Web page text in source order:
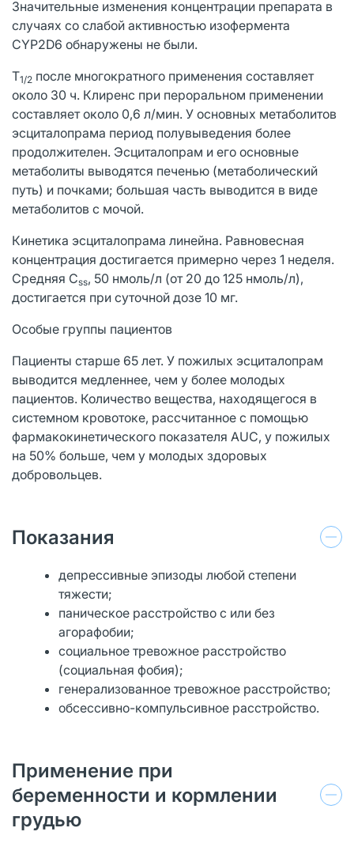
Значительные изменения концентрации препарата в
случаях со слабой активностью изофермента
CYP2D6 обнаружены не были.
T1/2 после многократного применения составляет
около 30 ч. Клиренс при пероральном применении
составляет около 0,6 л/мин. У основных метаболитов
эсциталопрама период полувыведения более
продолжителен. Эсциталопрам и его основные
метаболиты выводятся печенью (метаболический
путь) и почками; большая часть выводится в виде
метаболитов с мочой.
Кинетика эсциталопрама линейна. Равновесная
концентрация достигается примерно через 1 неделя.
Средняя Css, 50 нмоль/л (от 20 до 125 нмоль/л),
достигается при суточной дозе 10 мг.
Особые группы пациентов
Пациенты старше 65 лет. У пожилых эсциталопрам
выводится медленнее, чем у более молодых
пациентов. Количество вещества, находящегося в
системном кровотоке, рассчитанное с помощью
фармакокинетического показателя AUC, у пожилых
на 50% больше, чем у молодых здоровых
добровольцев.
Показания
депрессивные эпизоды любой степени
тяжести;
паническое расстройство с или без
агорафобии;
социальное тревожное расстройство
(социальная фобия);
генерализованное тревожное расстройство;
обсессивно-компульсивное расстройство.
Применение при
беременности и кормлении
грудью